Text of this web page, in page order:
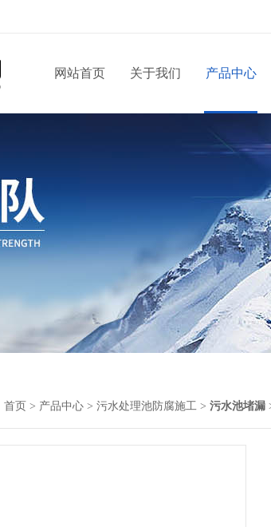
网站首页 关于我们 产品中心
首页 > 产品中心 > 污水处理池防腐施工 > 污水池堵漏